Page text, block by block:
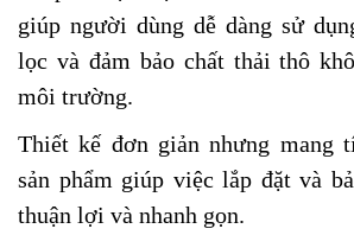
giúp người dùng dễ dàng sử
lọc và đảm bảo chất thải thô
môi trường.
Thiết kế đơn giản nhưng mang
sản phẩm giúp việc lắp đặt và
thuận lợi và nhanh gọn.